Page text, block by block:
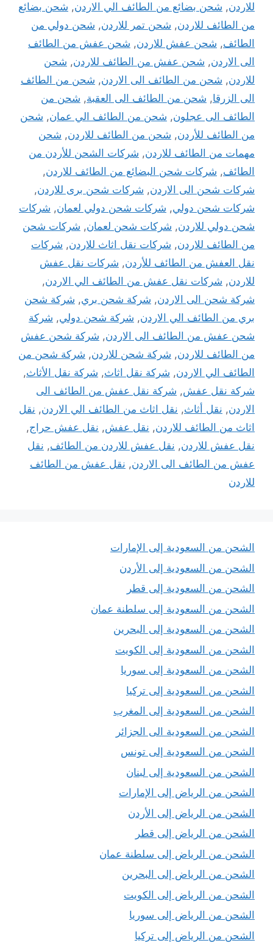
للاردن, شحن بضائع من الطائف الي الاردن, شحن بضائع
من الطائف للاردن, شحن تمر للاردن, شحن دولي من
الطائف, شحن عفش للاردن, شحن عفش من الطائف
الى الاردن, شحن عفش من الطائف للاردن, شحن
للاردن, شحن من الطائف الى الاردن, شحن من الطائف
الى الزرقا, شحن من الطائف الى العقبة, شحن من
الطائف الى عجلون, شحن من الطائف الي عمان, شحن
من الطائف للأردن, شحن من الطائف للاردن, شحن
مهمات من الطائف للاردن, شركات الشحن للأردن من
الطائف, شركات شحن البضائع من الطائف للاردن,
شركات شحن الى الاردن, شركات شحن برى للاردن,
شركات شحن دولي, شركات شحن دولي لعمان, شركات
شحن دولي للاردن, شركات شحن لعمان, شركات شحن
من الطائف للاردن, شركات نقل اثاث للاردن, شركات
نقل العفش من الطائف للأردن, شركات نقل عفش
للاردن, شركات نقل عفش من الطائف الي الاردن,
شركة شحن الى الاردن, شركة شحن بري, شركة شحن
بري من الطائف الي الاردن, شركة شحن دولي, شركة
شحن عفش من الطائف الى الاردن, شركة شحن عفش
من الطائف للاردن, شركة شحن للاردن, شركة شحن من
الطائف الي الاردن, شركة نقل اثاث, شركة نقل الأثاث,
شركة نقل عفش, شركة نقل عفش من الطائف الى
الاردن, نقل أثاث, نقل اثاث من الطائف الي الاردن, نقل
اثاث من الطائف للاردن, نقل عفش, نقل عفش حراج,
نقل عفش للاردن, نقل عفش للاردن من الطائف, نقل
عفش من الطائف الى الاردن, نقل عفش من الطائف
للاردن
الشحن من السعودية إلى الإمارات
الشحن من السعودية إلى الأردن
الشحن من السعودية إلى قطر
الشحن من السعودية إلى سلطنة عمان
الشحن من السعودية إلى البحرين
الشحن من السعودية إلى الكويت
الشحن من السعودية إلى سوريا
الشحن من السعودية إلى تركيا
الشحن من السعودية إلى المغرب
الشحن من السعودية الى الجزائر
الشحن من السعودية إلى تونس
الشحن من السعودية إلى لبنان
الشحن من الرياض إلى الإمارات
الشحن من الرياض إلى الأردن
الشحن من الرياض إلى قطر
الشحن من الرياض إلى سلطنة عمان
الشحن من الرياض إلى البحرين
الشحن من الرياض إلى الكويت
الشحن من الرياض إلى سوريا
الشحن من الرياض إلى تركيا